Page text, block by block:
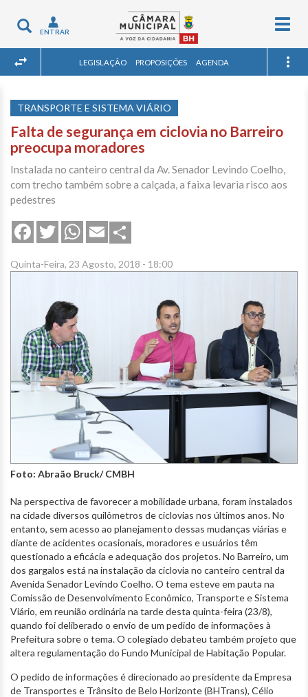
Toggle
navigation
ENTRAR
LEGISLAÇÃO PROPOSIÇÕES AGENDA
TRANSPORTE E SISTEMA VIÁRIO
Falta de segurança em ciclovia no Barreiro
preocupa moradores
Instalada no canteiro central da Av. Senador Levindo Coelho,
com trecho também sobre a calçada, a faixa levaria risco aos
pedestres
FacebookTwitterWhatsApp
Email
Quinta-Feira, 23 Agosto, 2018 - 18:00
Foto: Abraão Bruck/ CMBH
Na perspectiva de favorecer a mobilidade urbana, foram instalados
na cidade diversos quilômetros de ciclovias nos últimos anos. No
entanto, sem acesso ao planejamento dessas mudanças viárias e
diante de acidentes ocasionais, moradores e usuários têm
questionado a eficácia e adequação dos projetos. No Barreiro, um
dos gargalos está na instalação da ciclovia no canteiro central da
Avenida Senador Levindo Coelho. O tema esteve em pauta na
Comissão de Desenvolvimento Econômico, Transporte e Sistema
Viário, em reunião ordinária na tarde desta quinta-feira (23/8),
quando foi deliberado o envio de um pedido de informações à
Prefeitura sobre o tema. O colegiado debateu também projeto que
altera regulamentação do Fundo Municipal de Habitação Popular.
O pedido de informações é direcionado ao presidente da Empresa
de Transportes e Trânsito de Belo Horizonte (BHTrans), Célio